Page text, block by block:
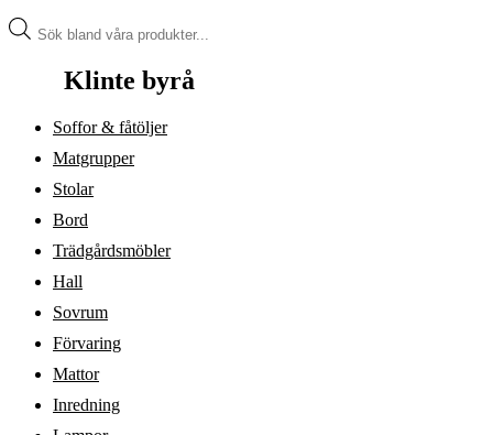
Produktsökning
Klinte byrå
Soffor & fåtöljer
Matgrupper
Stolar
Bord
Trädgårdsmöbler
Hall
Sovrum
Förvaring
Mattor
Inredning